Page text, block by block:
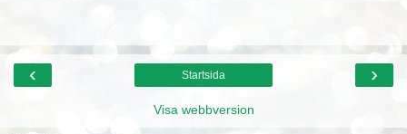
‹ ›
Startsida
Visa webbversion